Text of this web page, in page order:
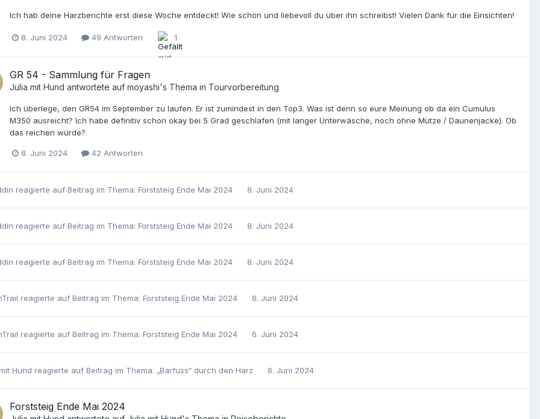
Ich hab deine Harzberichte erst diese Woche entdeckt! Wie schön und liebevoll du über ihn schreibst! Vielen Dank für die Einsichten!
8. Juni 2024 49 Antworten 1
GR 54 - Sammlung für Fragen
Julia mit Hund antwortete auf moyashi's Thema in Tourvorbereitung
Ich überlege, den GR54 im September zu laufen. Er ist zumindest in den Top3. Was ist denn so eure Meinung ob da ein Cumulus
M350 ausreicht? Ich habe definitiv schon okay bei 5 Grad geschlafen (mit langer Unterwäsche, noch ohne Mütze / Daunenjacke). Ob
das reichen würde?
8. Juni 2024 42 Antworten
reagierte auf Beitrag im Thema: Forststeig Ende Mai 2024 8. Juni 2024
reagierte auf Beitrag im Thema: Forststeig Ende Mai 2024 8. Juni 2024
reagierte auf Beitrag im Thema: Forststeig Ende Mai 2024 8. Juni 2024
reagierte auf Beitrag im Thema: Forststeig Ende Mai 2024 6. Juni 2024
reagierte auf Beitrag im Thema: Forststeig Ende Mai 2024 6. Juni 2024
Hund reagierte auf Beitrag im Thema: „Barfuss“ durch den Harz 6. Juni 2024
Forststeig Ende Mai 2024